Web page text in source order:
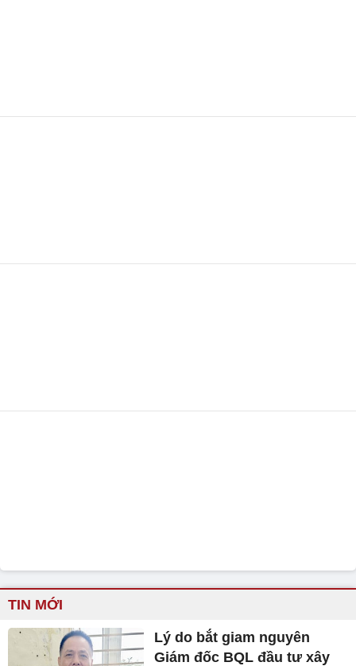
TIN MỚI
Lý do bắt giam nguyên
Giám đốc BQL đầu tư xây